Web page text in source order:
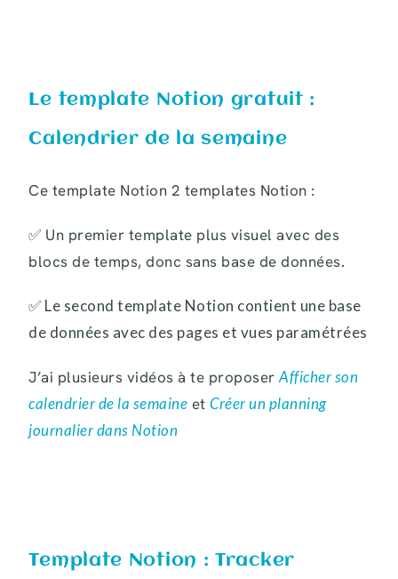
Le template Notion gratuit :
Calendrier de la semaine
Ce template Notion 2 templates Notion :
✅ Un premier template plus visuel avec des
blocs de temps, donc sans base de données.
✅ Le second template Notion contient une base
de données avec des pages et vues paramétrées
J’ai plusieurs vidéos à te proposerAfficher son
calendrier de la semaine etCréer un planning
journalier dans Notion
Template Notion : Tracker